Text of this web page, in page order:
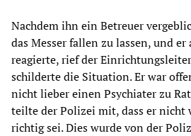
Nachdem ihn ein Betreuer
das Messer fallen zu lassen, und
reagierte, rief der
schilderte die Situation. Er war
nicht lieber einen Psychiater zu
teilte der Polizei mit, dass er nicht
richtig sei. Dies wurde von der